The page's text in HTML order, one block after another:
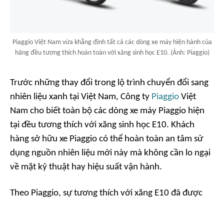
Piaggio Việt Nam vừa khẳng định tất cả các dòng xe máy hiện hành của
hãng đều tương thích hoàn toàn với xăng sinh học E10. (Ảnh: Piaggio)
Trước những thay đổi trong lộ trình chuyển đổi sang
nhiên liệu xanh tại Việt Nam, Công ty Piaggio Việt
Nam cho biết toàn bộ các dòng xe máy Piaggio hiện
tại đều tương thích với xăng sinh học E10. Khách
hàng sở hữu xe Piaggio có thể hoàn toàn an tâm sử
dụng nguồn nhiên liệu mới này mà không cần lo ngại
về mặt kỹ thuật hay hiệu suất vận hành.
Theo Piaggio, sự tương thích với xăng E10 đã được